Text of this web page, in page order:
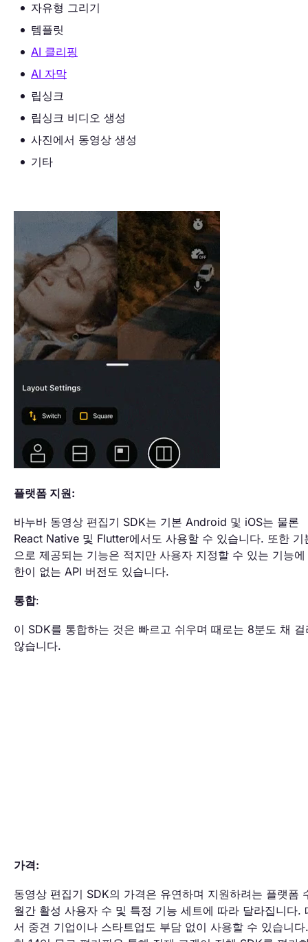
자유형 그리기
템플릿
AI 클리핑
AI 자막
립싱크
립싱크 비디오 생성
사진에서 동영상 생성
기타
플랫폼 지원:
바누바 동영상 편집기 SDK는 기본 Android 및 iOS는 물론
React Native 및 Flutter에서도 사용할 수 있습니다. 또한 기
으로 제공되는 기능은 적지만 사용자 지정할 수 있는 기능에
한이 없는 API 버전도 있습니다.
통합:
이 SDK를 통합하는 것은 빠르고 쉬우며 때로는 8분도 채 걸
않습니다.
가격:
동영상 편집기 SDK의 가격은 유연하며 지원하려는 플랫폼
월간 활성 사용자 수 및 특정 기능 세트에 따라 달라집니다.
서 중견 기업이나 스타트업도 부담 없이 사용할 수 있습니